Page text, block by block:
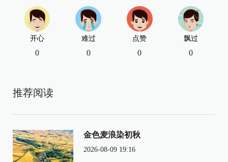
开心
0
难过
0
点赞
0
飘过
0
推荐阅读
金色麦浪染初秋
2026-08-09 19:16